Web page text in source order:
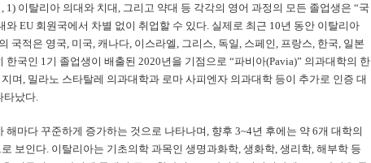
1) 이탈리아 의대와 치대, 그리고 약대 등 각각의 영어 과정의 모든 졸업생은 “국
와 EU 회원국에서 차별 없이 취업할 수 있다. 실제로 최근 10년 동안 이탈리아
국적은 영국, 미국, 캐나다, 이스라엘, 그리스, 독일, 스페인, 프랑스, 한국, 일본
한국인 1기 졸업생이 배출된 2020년을 기점으로 “파비아(Pavia)” 의과대학의 한
며, 밀라노 스타탈레 의과대학과 로마 사피엔자 의과대학 등이 추가로 인증 대
났다.
해마다 꾸준하게 증가하는 것으로 나타나며, 향후 3~4년 후에는 약 6개 대학의
보인다. 이탈리아는 기초의학 과목인 생명과화학, 생화학, 생리학, 해부학 등